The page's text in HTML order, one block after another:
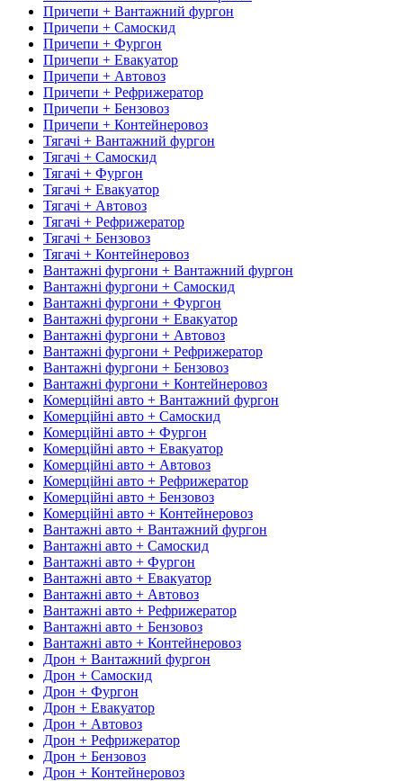
Причепи + Вантажний фургон
Причепи + Самоскид
Причепи + Фургон
Причепи + Евакуатор
Причепи + Автовоз
Причепи + Рефрижератор
Причепи + Бензовоз
Причепи + Контейнеровоз
Тягачі + Вантажний фургон
Тягачі + Самоскид
Тягачі + Фургон
Тягачі + Евакуатор
Тягачі + Автовоз
Тягачі + Рефрижератор
Тягачі + Бензовоз
Тягачі + Контейнеровоз
Вантажні фургони + Вантажний фургон
Вантажні фургони + Самоскид
Вантажні фургони + Фургон
Вантажні фургони + Евакуатор
Вантажні фургони + Автовоз
Вантажні фургони + Рефрижератор
Вантажні фургони + Бензовоз
Вантажні фургони + Контейнеровоз
Комерційні авто + Вантажний фургон
Комерційні авто + Самоскид
Комерційні авто + Фургон
Комерційні авто + Евакуатор
Комерційні авто + Автовоз
Комерційні авто + Рефрижератор
Комерційні авто + Бензовоз
Комерційні авто + Контейнеровоз
Вантажні авто + Вантажний фургон
Вантажні авто + Самоскид
Вантажні авто + Фургон
Вантажні авто + Евакуатор
Вантажні авто + Автовоз
Вантажні авто + Рефрижератор
Вантажні авто + Бензовоз
Вантажні авто + Контейнеровоз
Дрон + Вантажний фургон
Дрон + Самоскид
Дрон + Фургон
Дрон + Евакуатор
Дрон + Автовоз
Дрон + Рефрижератор
Дрон + Бензовоз
Дрон + Контейнеровоз